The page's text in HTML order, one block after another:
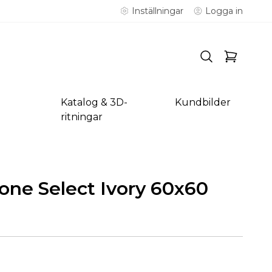
Inställningar Logga in
Katalog & 3D-
ritningar
Kundbilder
Select Ivory 60x60